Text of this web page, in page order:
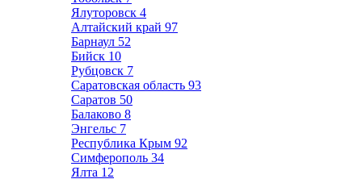
Ялуторовск 4
Алтайский край 97
Барнаул 52
Бийск 10
Рубцовск 7
Саратовская область 93
Саратов 50
Балаково 8
Энгельс 7
Республика Крым 92
Симферополь 34
Ялта 12